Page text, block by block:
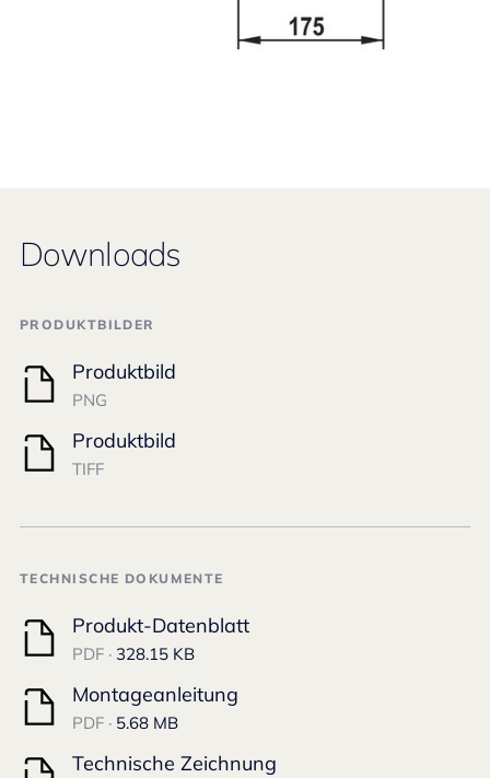
Downloads
PRODUKTBILDER
Produktbild
PNG
Produktbild
TIFF
TECHNISCHE DOKUMENTE
Produkt-Datenblatt
PDF · 328.15 KB
Montageanleitung
PDF · 5.68 MB
Technische Zeichnung